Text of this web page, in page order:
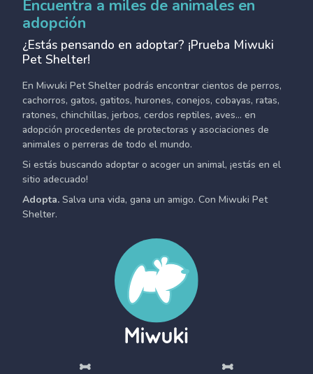
Encuentra a miles de animales en
adopción
¿Estás pensando en adoptar? ¡Prueba Miwuki
Pet Shelter!
En Miwuki Pet Shelter podrás encontrar cientos de perros,
cachorros, gatos, gatitos, hurones, conejos, cobayas, ratas,
ratones, chinchillas, jerbos, cerdos reptiles, aves... en
adopción procedentes de protectoras y asociaciones de
animales o perreras de todo el mundo.
Si estás buscando adoptar o acoger un animal, ¡estás en el
sitio adecuado!
Adopta. Salva una vida, gana un amigo. Con Miwuki Pet
Shelter.